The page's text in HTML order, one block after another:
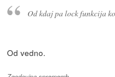
Od kdaj pa lock funkcija
Od vedno.